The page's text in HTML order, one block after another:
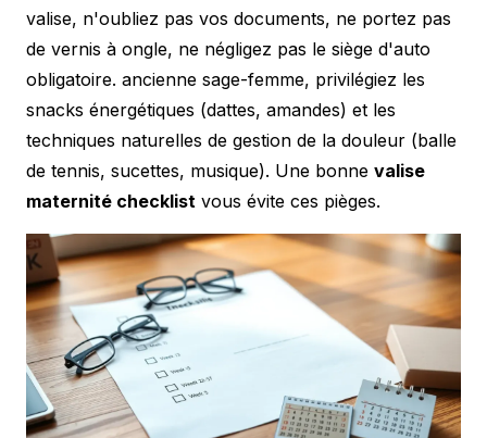
valise, n'oubliez pas vos documents, ne portez pas
de vernis à ongle, ne négligez pas le siège d'auto
obligatoire. ancienne sage-femme, privilégiez les
snacks énergétiques (dattes, amandes) et les
techniques naturelles de gestion de la douleur (balle
de tennis, sucettes, musique). Une bonne valise
maternité checklist vous évite ces pièges.